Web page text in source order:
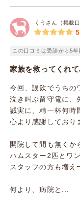
くうさん（掲載
この口コミは受診から5年
家族を救ってくれ
今回、誤飲でうちの
泣き叫ぶ留守電に、
誠実に、精一杯何時
心より感謝しており
開院して間も無くか
ハムスター2匹とワ
スタッフの方も増え
何より、病院と...